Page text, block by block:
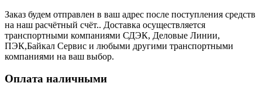
Заказ будем отправлен в ваш адрес после поступления средств
на наш расчётный счёт.. Доставка осуществляется
транспортными компаниями СДЭК, Деловые Линии,
ПЭК,Байкал Сервис и любыми другими транспортными
компаниями на ваш выбор.
Оплата наличными